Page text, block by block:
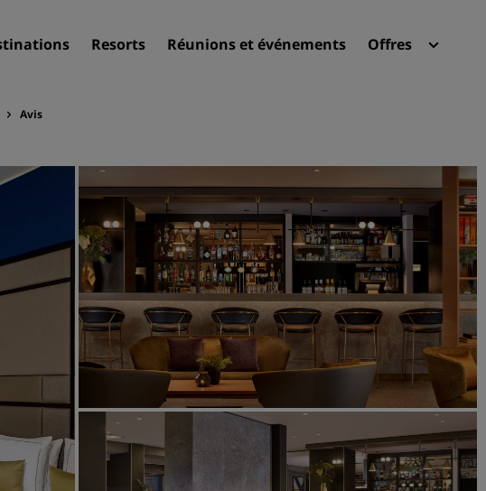
Resorts Réunions et événements Offres
Resorts
Appartements hôteliers
Hôtels d'aéroport
Nouveaux et futurs hôtels
Réunions et événements
Découvrez Radisson
Réservez une salle de
Demander un devis
Pour les événements
Solutions d’entreprise
Avis